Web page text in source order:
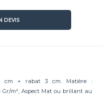
cm + rabat 3 cm. Matière :
Gr/m², Aspect Mat ou brillant au
DEVIS